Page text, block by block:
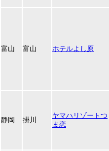
富山 富山 ホテルよし原
静岡 掛川
ヤマハリゾートつ
ま恋